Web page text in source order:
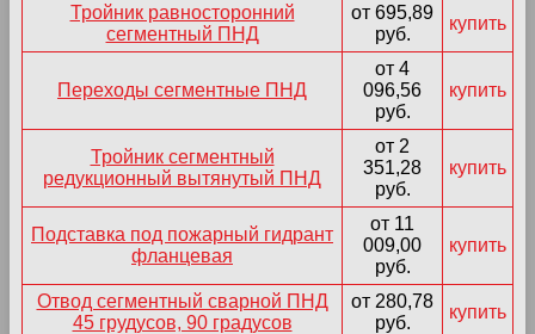
Тройник равносторонний
сегментный ПНД
от 695,89
руб.
купить
Переходы сегментные ПНД
от 4
096,56
руб.
купить
Тройник сегментный
редукционный вытянутый ПНД
от 2
351,28
руб.
купить
Подставка под пожарный гидрант
фланцевая
от 11
009,00
руб.
купить
Отвод сегментный сварной ПНД
45 грудусов, 90 градусов
от 280,78
руб.
купить